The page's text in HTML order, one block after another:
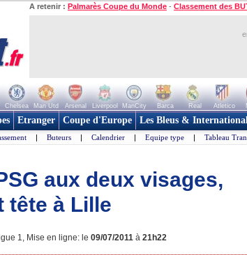
A retenir : Palmarès Coupe du Monde - Classement des
Chelsea Man Utd Arsenal Liverpool ManCity Barca Real Atletico
Etranger Coupe d'Europe Les Bleus &
| Buteurs | Calendrier | Equipe type | Tableau
aux deux visages,
tête à Lille
1, Mise en ligne: le 09/07/2011 à 21h22